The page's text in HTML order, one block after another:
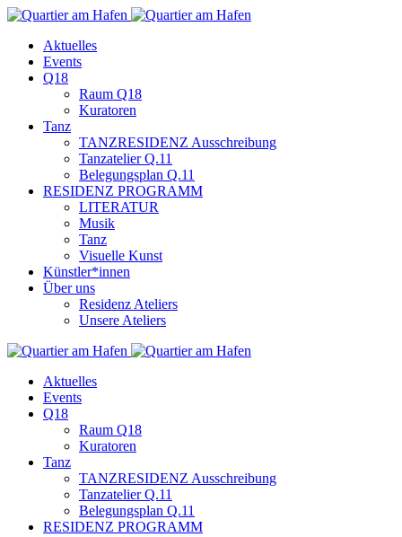
Aktuelles
Events
Q18
Raum Q18
Kuratoren
Tanz
TANZRESIDENZ Ausschreibung
Tanzatelier Q.11
Belegungsplan Q.11
RESIDENZ PROGRAMM
LITERATUR
Musik
Tanz
Visuelle Kunst
Künstler*innen
Über uns
Residenz Ateliers
Unsere Ateliers
Aktuelles
Events
Q18
Raum Q18
Kuratoren
Tanz
TANZRESIDENZ Ausschreibung
Tanzatelier Q.11
Belegungsplan Q.11
RESIDENZ PROGRAMM